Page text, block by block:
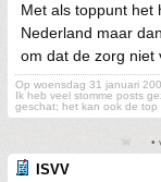
Met als toppunt het
Nederland maar
om dat de zorg niet
Op woensdag 31 januari
Ik heb veel stomme posts
geschat; het kan ook de top
•
ISVV